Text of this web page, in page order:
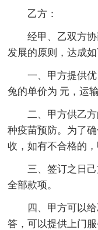
乙方：
经甲、乙双方
发展的原则，达成如
一、甲方提供
兔的单价为 元，运
二、甲方供乙
种疫苗预防。为了
收，如有不合格的
三、签订之日
全部款项。
四、甲方可以
答，可以提供上门